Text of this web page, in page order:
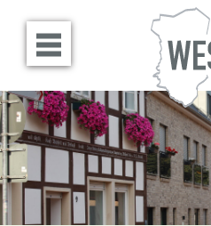
Menü öffnen